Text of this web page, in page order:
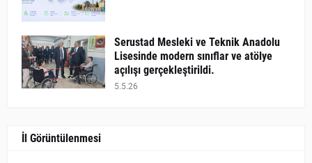
​Serustad Mesleki ve Teknik Anadolu
Lisesinde modern sınıflar ve atölye
açılışı gerçekleştirildi.
5.5.26
İl Görüntülenmesi